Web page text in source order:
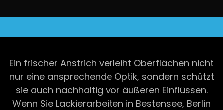
Ein frischer Anstrich verleiht Oberflächen nicht
nur eine ansprechende Optik, sondern schützt
sie auch nachhaltig vor äußeren Einflüssen.
Wenn Sie Lackierarbeiten in Bestensee, Berlin